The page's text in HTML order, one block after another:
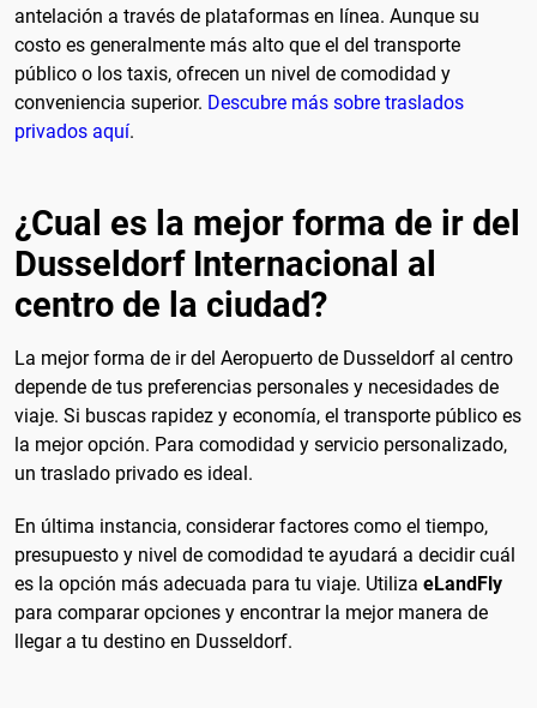
antelación a través de plataformas en línea. Aunque su
costo es generalmente más alto que el del transporte
público o los taxis, ofrecen un nivel de comodidad y
conveniencia superior. Descubre más sobre traslados
privados aquí.
¿Cual es la mejor forma de ir del
Dusseldorf Internacional al
centro de la ciudad?
La mejor forma de ir del Aeropuerto de Dusseldorf al centro
depende de tus preferencias personales y necesidades de
viaje. Si buscas rapidez y economía, el transporte público es
la mejor opción. Para comodidad y servicio personalizado,
un traslado privado es ideal.
En última instancia, considerar factores como el tiempo,
presupuesto y nivel de comodidad te ayudará a decidir cuál
es la opción más adecuada para tu viaje. Utiliza eLandFly
para comparar opciones y encontrar la mejor manera de
llegar a tu destino en Dusseldorf.